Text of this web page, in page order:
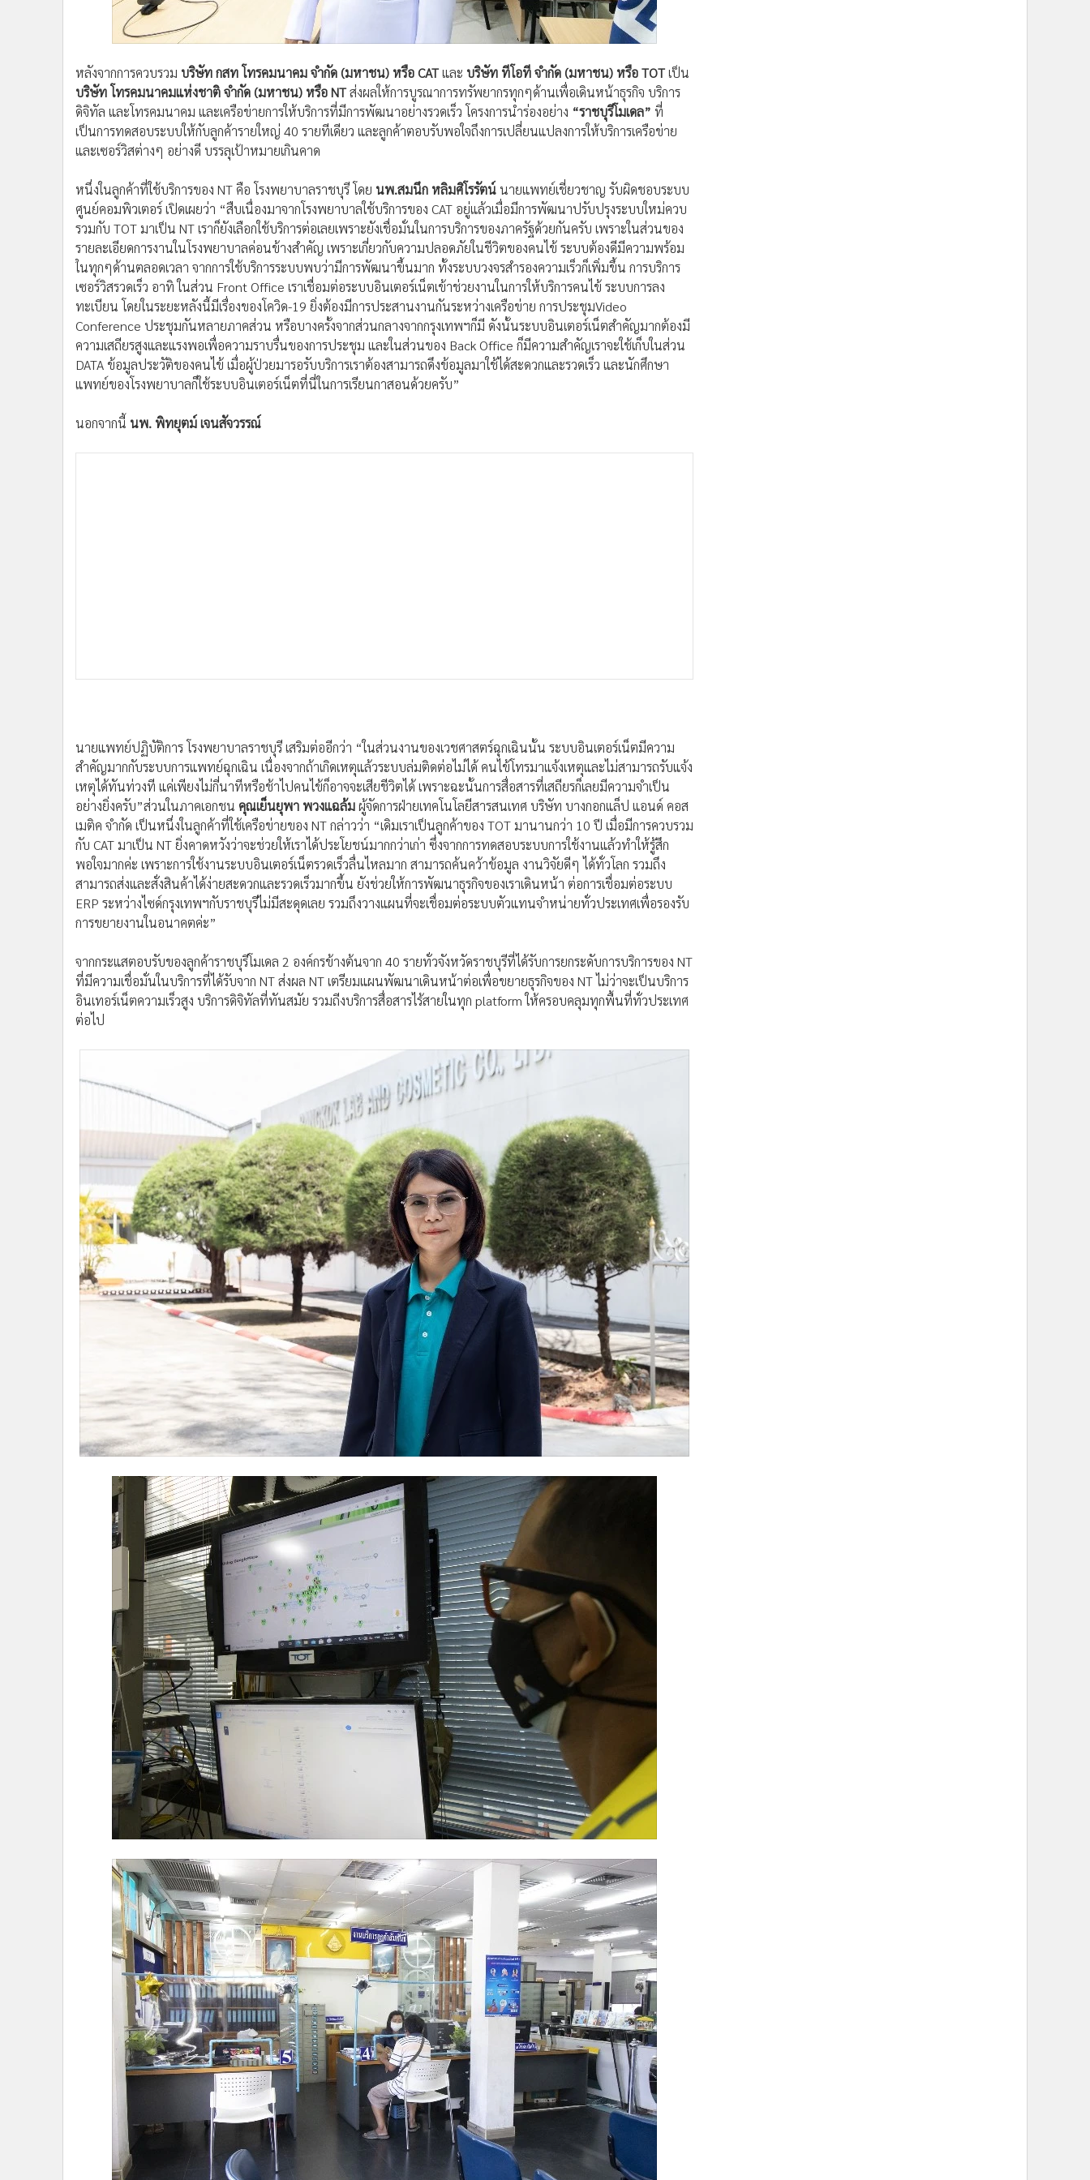
หลังจากการควบรวม บริษัท กสท โทรคมนาคม จำกัด (มหาชน) หรือ CATและ บริษัท ทีโอที จำกัด (มหาชน) หรือ TOTเป็น
บริษัท โทรคมนาคมแห่งชาติ จำกัด (มหาชน) หรือ NTส่งผลให้การบูรณาการทรัพยากรทุกๆด้านเพื่อเดินหน้าธุรกิจ บริการ
ดิจิทัล และโทรคมนาคม และเครือข่ายการให้บริการที่มีการพัฒนาอย่างรวดเร็ว โครงการนำร่องอย่าง “ราชบุรีโมเดล” ที่
เป็นการทดสอบระบบให้กับลูกค้ารายใหญ่ 40 รายทีเดียว และลูกค้าตอบรับพอใจถึงการเปลี่ยนแปลงการให้บริการเครือข่าย
และเซอร์วิสต่างๆ อย่างดี บรรลุเป้าหมายเกินคาด
หนึ่งในลูกค้าที่ใช้บริการของ NT คือ โรงพยาบาลราชบุรี โดย นพ.สมนึก หลิมศิโรรัตน์ นายแพทย์เชี่ยวชาญ รับผิดชอบระบบ
ศูนย์คอมพิวเตอร์ เปิดเผยว่า “สืบเนื่องมาจากโรงพยาบาลใช้บริการของ CAT อยู่แล้วเมื่อมีการพัฒนาปรับปรุงระบบใหม่ควบ
รวมกับ TOT มาเป็น NT เราก็ยังเลือกใช้บริการต่อเลยเพราะยังเชื่อมั่นในการบริการของภาครัฐด้วยกันครับ เพราะในส่วนของ
รายละเอียดการงานในโรงพยาบาลค่อนข้างสำคัญ เพราะเกี่ยวกับความปลอดภัยในชีวิตของคนไข้ ระบบต้องดีมีความพร้อม
ในทุกๆด้านตลอดเวลา จากการใช้บริการระบบพบว่ามีการพัฒนาขึ้นมาก ทั้งระบบวงจรสำรองความเร็วก็เพิ่มขึ้น การบริการ
เซอร์วิสรวดเร็ว อาทิ ในส่วน Front Office เราเชื่อมต่อระบบอินเตอร์เน็ตเข้าช่วยงานในการให้บริการคนไข้ ระบบการลง
ทะเบียน โดยในระยะหลังนี้มีเรื่องของโควิด-19 ยิ่งต้องมีการประสานงานกันระหว่างเครือข่าย การประชุมVideo
Conference ประชุมกันหลายภาคส่วน หรือบางครั้งจากส่วนกลางจากกรุงเทพฯก็มี ดังนั้นระบบอินเตอร์เน็ตสำคัญมากต้องมี
ความเสถียรสูงและแรงพอเพื่อความราบรื่นของการประชุม และในส่วนของ Back Office ก็มีความสำคัญเราจะใช้เก็บในส่วน
DATA ข้อมูลประวัติของคนไข้ เมื่อผู้ป่วยมารอรับบริการเราต้องสามารถดึงข้อมูลมาใช้ได้สะดวกและรวดเร็ว และนักศึกษา
แพทย์ของโรงพยาบาลก็ใช้ระบบอินเตอร์เน็ตที่นี่ในการเรียนกาสอนด้วยครับ”
นอกจากนี้ นพ. พิทยุตม์ เจนสัจวรรณ์
นายแพทย์ปฏิบัติการ โรงพยาบาลราชบุรี เสริมต่ออีกว่า “ในส่วนงานของเวชศาสตร์ฉุกเฉินนั้น ระบบอินเตอร์เน็ตมีความ
สำคัญมากกับระบบการแพทย์ฉุกเฉิน เนื่องจากถ้าเกิดเหตุแล้วระบบล่มติดต่อไม่ได้ คนไข้โทรมาแจ้งเหตุและไม่สามารถรับแจ้ง
เหตุได้ทันท่วงที แค่เพียงไม่กี่นาทีหรือช้าไปคนไข้ก็อาจจะเสียชีวิตได้ เพราะฉะนั้นการสื่อสารที่เสถียรก็เลยมีความจำเป็น
อย่างยิ่งครับ”ส่วนในภาคเอกชน คุณเย็นยุพา พวงแฉล้มผู้จัดการฝ่ายเทคโนโลยีสารสนเทศ บริษัท บางกอกแล็ป แอนด์ คอส
เมติค จำกัด เป็นหนึ่งในลูกค้าที่ใช้เครือข่ายของ NT กล่าวว่า “เดิมเราเป็นลูกค้าของ TOT มานานกว่า 10 ปี เมื่อมีการควบรวม
กับ CAT มาเป็น NT ยิ่งคาดหวังว่าจะช่วยให้เราได้ประโยชน์มากกว่าเก่า ซึ่งจากการทดสอบระบบการใช้งานแล้วทำให้รู้สึก
พอใจมากค่ะ เพราะการใช้งานระบบอินเตอร์เน็ตรวดเร็วลื่นไหลมาก สามารถค้นคว้าข้อมูล งานวิจัยดีๆ ได้ทั่วโลก รวมถึง
สามารถส่งและสั่งสินค้าได้ง่ายสะดวกและรวดเร็วมากขึ้น ยังช่วยให้การพัฒนาธุรกิจของเราเดินหน้า ต่อการเชื่อมต่อระบบ
ERP ระหว่างไซด์กรุงเทพฯกับราชบุรีไม่มีสะดุดเลย รวมถึงวางแผนที่จะเชื่อมต่อระบบตัวแทนจำหน่ายทั่วประเทศเพื่อรองรับ
การขยายงานในอนาคตค่ะ”
จากกระแสตอบรับของลูกค้าราชบุรีโมเดล 2 องค์กรข้างต้นจาก 40 รายทั่วจังหวัดราชบุรีที่ได้รับการยกระดับการบริการของ NT
ที่มีความเชื่อมั่นในบริการที่ได้รับจาก NT ส่งผล NT เตรียมแผนพัฒนาเดินหน้าต่อเพื่อขยายธุรกิจของ NT ไม่ว่าจะเป็นบริการ
อินเทอร์เน็ตความเร็วสูง บริการดิจิทัลที่ทันสมัย รวมถีงบริการสื่อสารไร้สายในทุก platform ให้ครอบคลุมทุกพื้นที่ทั่วประเทศ
ต่อไป